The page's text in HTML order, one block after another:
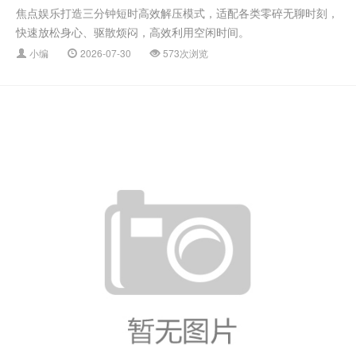
焦点娱乐打造三分钟短时高效解压模式，适配各类零碎无聊时刻，
快速放松身心、驱散烦闷，高效利用空闲时间。
小编 2026-07-30 573次浏览